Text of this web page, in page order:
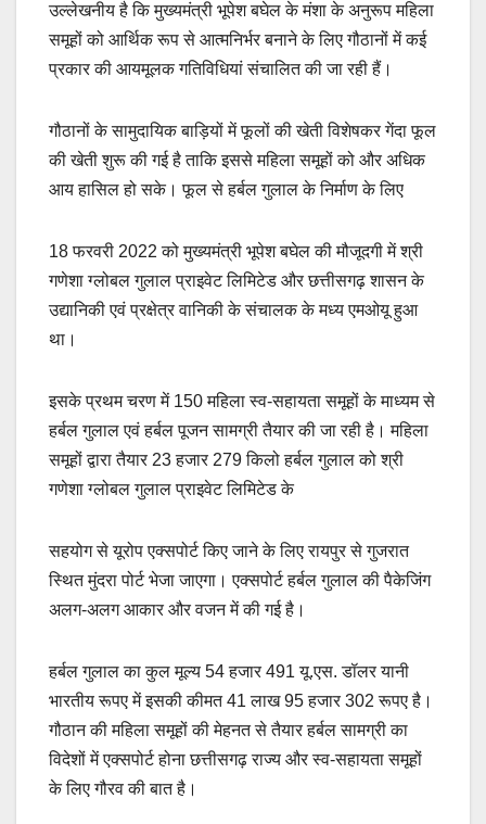
उल्लेखनीय है कि मुख्यमंत्री भूपेश बघेल के मंशा के अनुरूप महिला
समूहों को आर्थिक रूप से आत्मनिर्भर बनाने के लिए गौठानों में कई
प्रकार की आयमूलक गतिविधियां संचालित की जा रही हैं।
गौठानों के सामुदायिक बाड़ियों में फूलों की खेती विशेषकर गेंदा फूल
की खेती शुरू की गई है ताकि इससे महिला समूहों को और अधिक
आय हासिल हो सके। फूल से हर्बल गुलाल के निर्माण के लिए
18 फरवरी 2022 को मुख्यमंत्री भूपेश बघेल की मौजूदगी में श्री
गणेशा ग्लोबल गुलाल प्राइवेट लिमिटेड और छत्तीसगढ़ शासन के
उद्यानिकी एवं प्रक्षेत्र वानिकी के संचालक के मध्य एमओयू हुआ
था।
इसके प्रथम चरण में 150 महिला स्व-सहायता समूहों के माध्यम से
हर्बल गुलाल एवं हर्बल पूजन सामग्री तैयार की जा रही है। महिला
समूहों द्वारा तैयार 23 हजार 279 किलो हर्बल गुलाल को श्री
गणेशा ग्लोबल गुलाल प्राइवेट लिमिटेड के
सहयोग से यूरोप एक्सपोर्ट किए जाने के लिए रायपुर से गुजरात
स्थित मुंदरा पोर्ट भेजा जाएगा। एक्सपोर्ट हर्बल गुलाल की पैकेजिंग
अलग-अलग आकार और वजन में की गई है।
हर्बल गुलाल का कुल मूल्य 54 हजार 491 यू.एस. डॉलर यानी
भारतीय रूपए में इसकी कीमत 41 लाख 95 हजार 302 रूपए है।
गौठान की महिला समूहों की मेहनत से तैयार हर्बल सामग्री का
विदेशों में एक्सपोर्ट होना छत्तीसगढ़ राज्य और स्व-सहायता समूहों
के लिए गौरव की बात है।